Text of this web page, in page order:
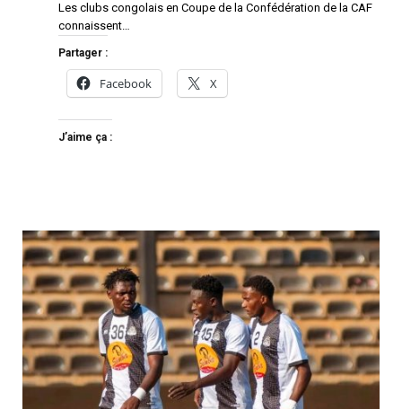
Les clubs congolais en Coupe de la Confédération de la CAF
connaissent…
Partager :
Facebook X
J’aime ça :